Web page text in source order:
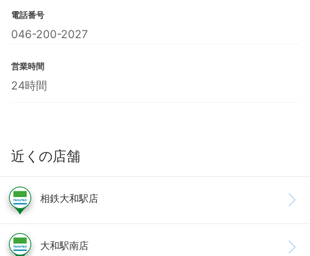
電話番号
046-200-2027
営業時間
24時間
近くの店舗
相鉄大和駅店
大和駅南店